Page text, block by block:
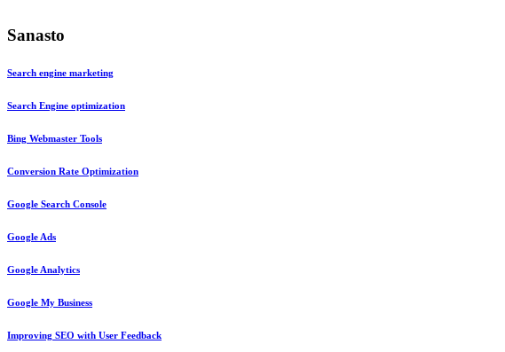
Sanasto
Search engine marketing
Search Engine optimization
Bing Webmaster Tools
Conversion Rate Optimization
Google Search Console
Google Ads
Google Analytics
Google My Business
Improving SEO with User Feedback